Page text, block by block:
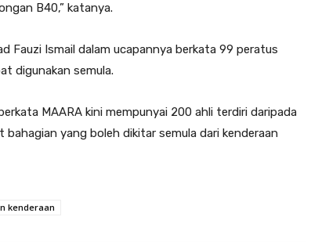
B40,” katanya.
Fauzi Ismail dalam ucapannya berkata 99 peratus
digunakan semula.
MAARA kini mempunyai 200 ahli terdiri daripada
yang boleh dikitar semula dari kenderaan
kenderaan